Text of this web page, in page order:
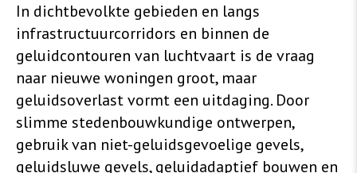
In dichtbevolkte gebieden en langs
infrastructuurcorridors en binnen de
geluidcontouren van luchtvaart is de vraag
naar nieuwe woningen groot, maar
geluidsoverlast vormt een uitdaging. Door
slimme stedenbouwkundige ontwerpen,
gebruik van niet-geluidsgevoelige gevels,
geluidsluwe gevels, geluidadaptief bouwen en